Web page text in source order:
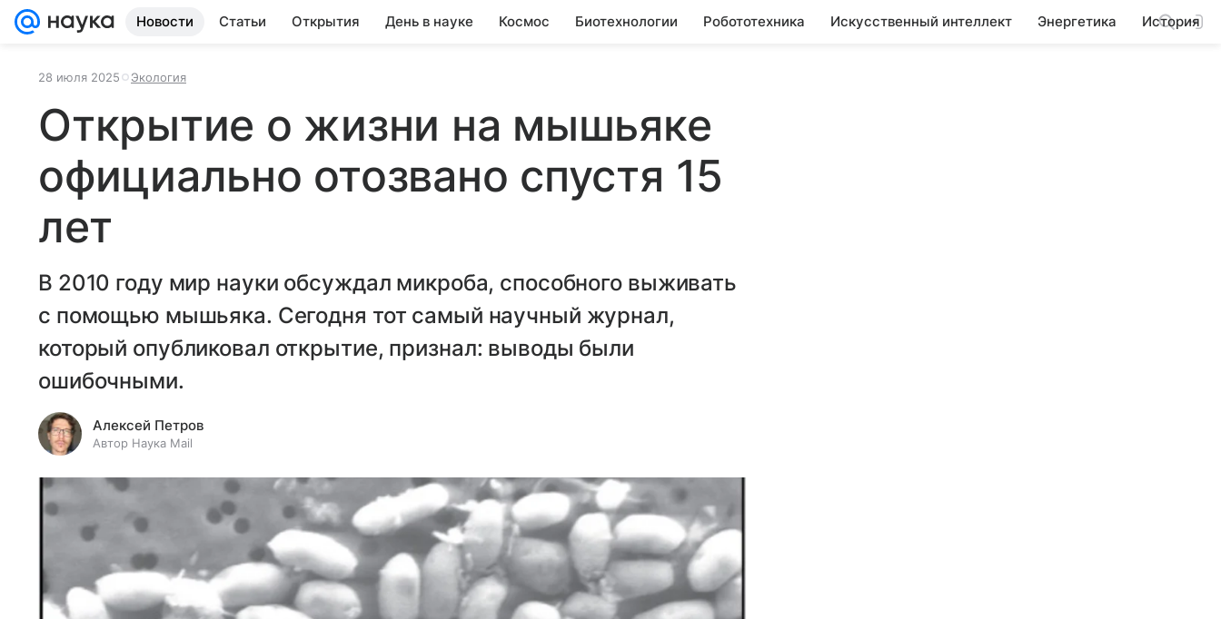
Новости Статьи Открытия День в науке Космос Биотехнологии Робототехника Искусственный интеллект Энергетика История
28 июля 2025 Экология
Открытие о жизни на мышьяке
официально отозвано спустя 15
лет
В 2010 году мир науки обсуждал микроба, способного выживать
с помощью мышьяка. Сегодня тот самый научный журнал,
который опубликовал открытие, признал: выводы были
ошибочными.
Алексей Петров
Автор Наука Mail